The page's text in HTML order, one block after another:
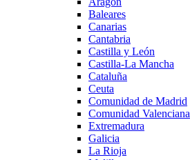
Baleares
Canarias
Cantabria
Castilla y León
Castilla-La Mancha
Cataluña
Ceuta
Comunidad de Madrid
Comunidad Valenciana
Extremadura
Galicia
La Rioja